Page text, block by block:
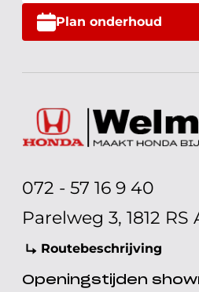
Plan onderhoud
072 - 57 16 9 40
Parelweg 3, 1812
Routebeschrijving
Openingstijden